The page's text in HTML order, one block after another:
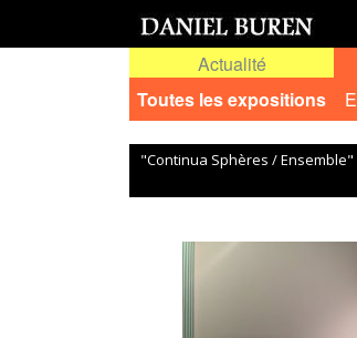
Actualité
Toutes les expositions
"Continua Sphères / Ensemble"